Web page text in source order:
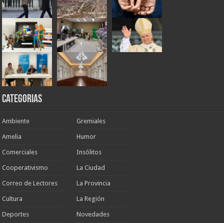
Categorias
Ambiente
Amelia
Comerciales
Cooperativismo
Correo de Lectores
Cultura
Deportes
Gremiales
Humor
Insólitos
La Ciudad
La Provincia
La Región
Novedades